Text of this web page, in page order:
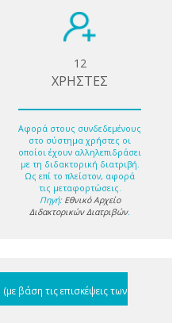
12
ΧΡΗΣΤΕΣ
Αφορά στους συνδεδεμένους
στο σύστημα χρήστες οι
οποίοι έχουν αλληλεπιδράσει
με τη διδακτορική διατριβή.
Ως επί το πλείστον, αφορά
τις μεταφορτώσεις.
Πηγή: Εθνικό Αρχείο
Διδακτορικών Διατριβών.
(με βάση τις επισκέψεις των